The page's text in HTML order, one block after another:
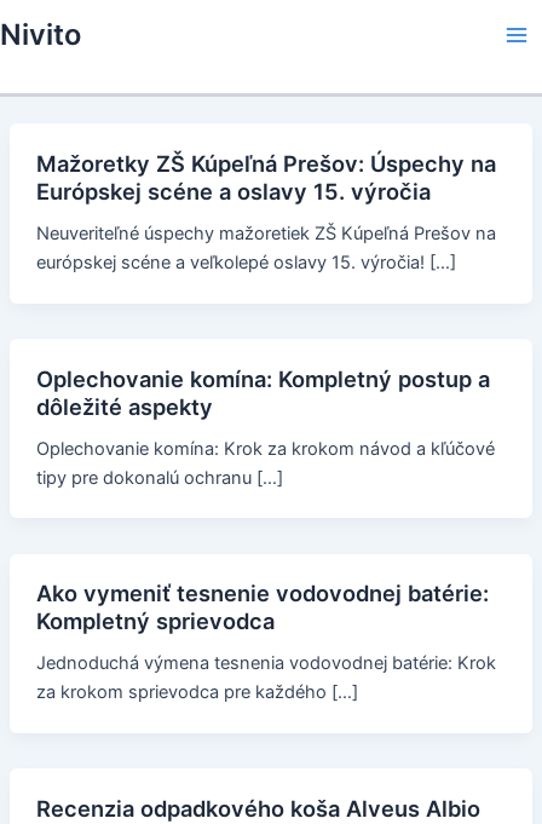
to
Nivito
Mažoretky ZŠ Kúpeľná Prešov: Úspechy na
Európskej scéne a oslavy 15. výročia
Neuveriteľné úspechy mažoretiek ZŠ Kúpeľná Prešov na
európskej scéne a veľkolepé oslavy 15. výročia! […]
Oplechovanie komína: Kompletný postup a
dôležité aspekty
Oplechovanie komína: Krok za krokom návod a kľúčové
tipy pre dokonalú ochranu […]
Ako vymeniť tesnenie vodovodnej batérie:
Kompletný sprievodca
Jednoduchá výmena tesnenia vodovodnej batérie: Krok
za krokom sprievodca pre každého […]
Recenzia odpadkového koša Alveus Albio